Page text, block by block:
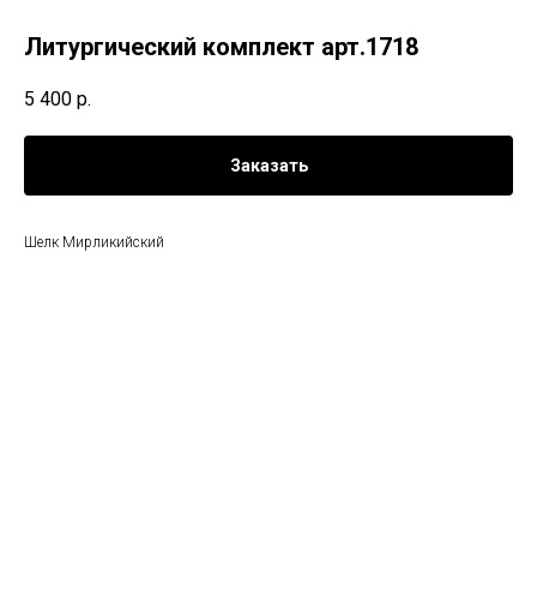
Литургический комплект арт.1718
5 400 р.
Заказать
Шелк Мирликийский